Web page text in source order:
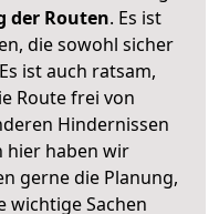
der Routen. Es ist
die sowohl sicher
ist auch ratsam,
Route frei von
Hindernissen
hier haben wir
gerne die Planung,
wichtige Sachen